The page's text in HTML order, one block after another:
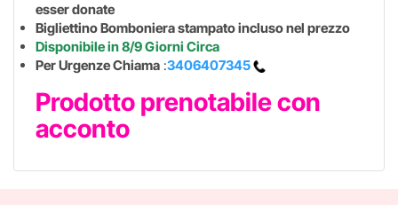
esser donate
Bigliettino Bomboniera stampato incluso nel prezzo
Disponibile in 8/9 Giorni Circa
Per Urgenze Chiama :3406407345
Prodotto prenotabile con
acconto